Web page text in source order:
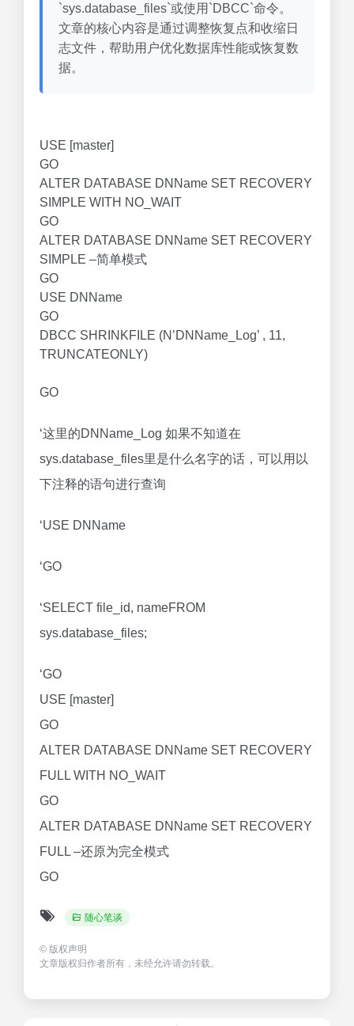
`sys.database_files`或使用`DBCC`命令。
文章的核心内容是通过调整恢复点和收缩日
志文件，帮助用户优化数据库性能或恢复数
据。
USE [master]
GO
ALTER DATABASE DNName SET RECOVERY
SIMPLE WITH NO_WAIT
GO
ALTER DATABASE DNName SET RECOVERY
SIMPLE –简单模式
GO
USE DNName
GO
DBCC SHRINKFILE (N’DNName_Log’ , 11,
TRUNCATEONLY)
GO
‘这里的DNName_Log 如果不知道在
sys.database_files里是什么名字的话，可以用以
下注释的语句进行查询
‘USE DNName
‘GO
‘SELECT file_id, nameFROM
sys.database_files;
‘GO
USE [master]
GO
ALTER DATABASE DNName SET RECOVERY
FULL WITH NO_WAIT
GO
ALTER DATABASE DNName SET RECOVERY
FULL –还原为完全模式
GO
随心笔谈
© 版权声明
文章版权归作者所有，未经允许请勿转载。